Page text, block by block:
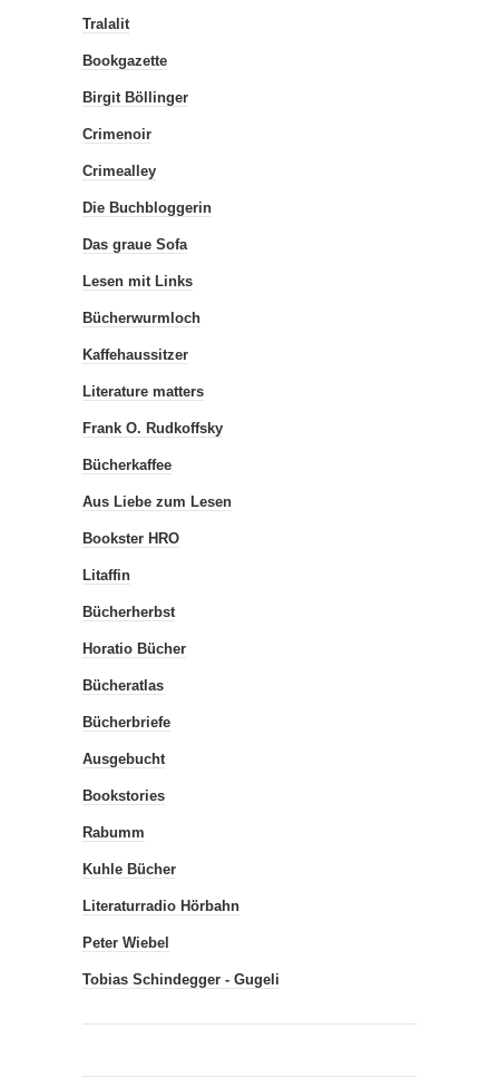
Tralalit
Bookgazette
Birgit Böllinger
Crimenoir
Crimealley
Die Buchbloggerin
Das graue Sofa
Lesen mit Links
Bücherwurmloch
Kaffehaussitzer
Literature matters
Frank O. Rudkoffsky
Bücherkaffee
Aus Liebe zum Lesen
Bookster HRO
Litaffin
Bücherherbst
Horatio Bücher
Bücheratlas
Bücherbriefe
Ausgebucht
Bookstories
Rabumm
Kuhle Bücher
Literaturradio Hörbahn
Peter Wiebel
Tobias Schindegger - Gugeli